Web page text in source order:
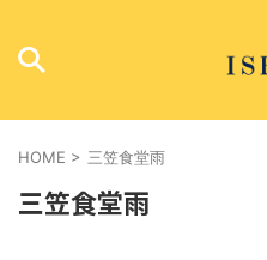
HOME > 三笠食堂雨
三笠食堂雨